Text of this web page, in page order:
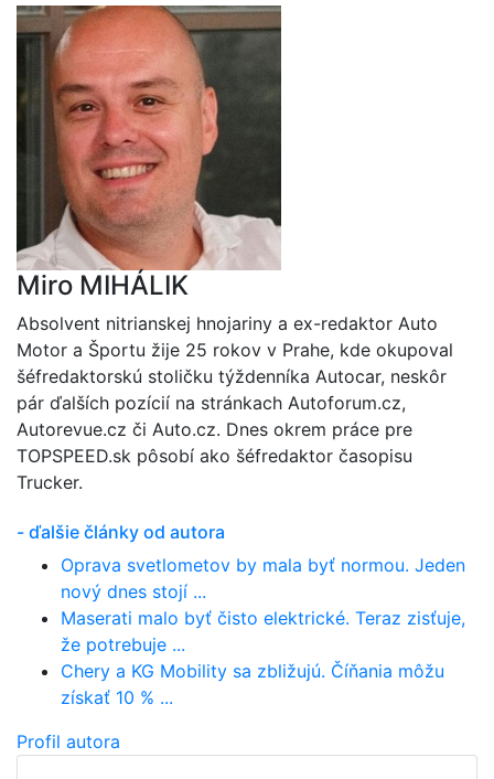
Miro MIHÁLIK
Absolvent nitrianskej hnojariny a ex-redaktor Auto
Motor a Športu žije 25 rokov v Prahe, kde okupoval
šéfredaktorskú stoličku týždenníka Autocar, neskôr
pár ďalších pozícií na stránkach Autoforum.cz,
Autorevue.cz či Auto.cz. Dnes okrem práce pre
TOPSPEED.sk pôsobí ako šéfredaktor časopisu
Trucker.
- ďalšie články od autora
Oprava svetlometov by mala byť normou. Jeden
nový dnes stojí ...
Maserati malo byť čisto elektrické. Teraz zisťuje,
že potrebuje ...
Chery a KG Mobility sa zbližujú. Číňania môžu
získať 10 % ...
Profil autora